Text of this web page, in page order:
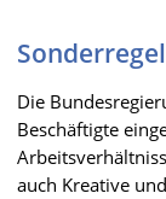
Die
Beschäftigte
auch Kreative